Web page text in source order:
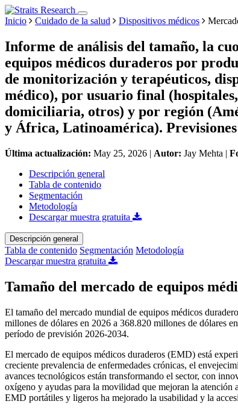
Inicio Cuidado de la salud Dispositivos médicos
Informe de análisis del tamaño, la
equipos médicos duraderos por
de monitorización y terapéuticos,
médico), por usuario final
domiciliaria, otros) y por región
y África, Latinoamérica).
Última actualización: May 25, 2026 | Autor: Jay Mehta |
Descripción general
Tabla de contenido
Segmentación
Metodología
Descargar muestra gratuita
Descripción general
Tabla de contenido Segmentación Metodología
Descargar muestra gratuita
Tamaño del mercado de equipos
El tamaño del mercado mundial de equipos médicos
millones de dólares en 2026 a 368.820 millones de dólares
período de previsión 2026-2034.
El mercado de equipos médicos duraderos (EMD) está
creciente prevalencia de enfermedades crónicas, el
avances tecnológicos están transformando el sector, con
oxígeno y ayudas para la movilidad que mejoran la
EMD portátiles y ligeros ha mejorado la usabilidad y la